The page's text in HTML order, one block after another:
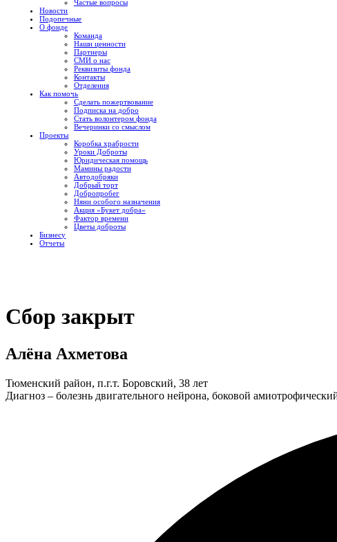
Частые вопросы
Новости
Подопечные
О фонде
Команда
Наши ценности
Партнеры
СМИ о нас
Реквизиты фонда
Контакты
Отделения
Как помочь
Сделать пожертвование
Подписка на добро
Стать волонтером фонда
Вечеринки со смыслом
Проекты
Коробка храбрости
Уроки Доброты
Юридическая помощь
Мамины радости
Автодобряки
Добрый торт
Добропробег
Няни особого назначения
Акция «Букет добра»
Фактор времени
Цветы доброты
Бизнесу
Отчеты
Сбор закрыт
Алёна Ахметова
Тюменский район, п.г.т. Боровский, 38 лет
Диагноз – болезнь двигательного нейрона, боковой